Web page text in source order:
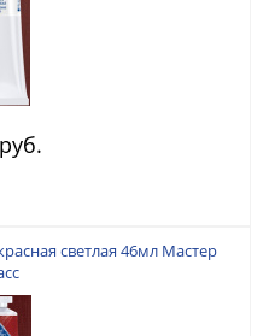
светлая 46мл Мастер